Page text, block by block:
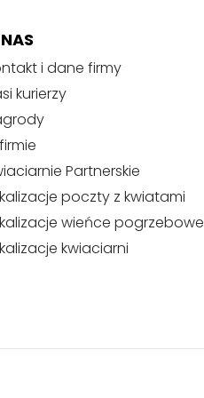
i dane firmy
kurierzy
Partnerskie
poczty z kwiatami
wieńce pogrzebowe
kwiaciarni